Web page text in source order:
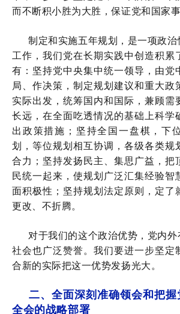
而不断积小胜为大胜，保证党和国家事
制定和实施五年规划，是一项政
工作，我们党在长期实践中创造积累
有：坚持党中央集中统一领导，由党
局、作决策，制定规划建议和重大政
实际出发，统筹国内和国际，兼顾需
长远，在全面吃透情况的基础上科学
出政策措施；坚持全国一盘棋，下
划，等位规划相互协调，各级各类规
合力；坚持发扬民主、集思广益，把
民统一起来，使规划广泛汇集经验智
面积极性；坚持规划法定原则，定了
更改、不折腾。
对于我们的这个政治优势，党内
社会也广泛赞誉。我们要进一步坚定
合新的实际把这一优势发扬光大。
二、全面深刻准确领会和把
全会的战略部署